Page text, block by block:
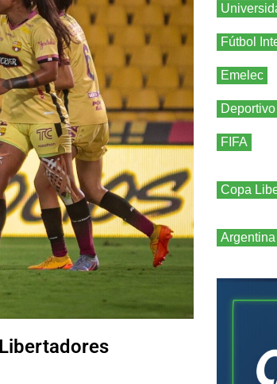
Fútbol
Emelec
FIFA
Copa
Argentina